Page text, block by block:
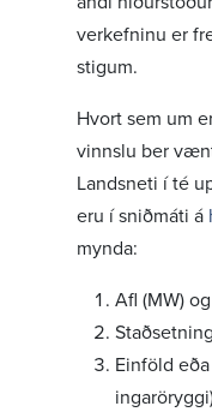
verk­efninu er
stigum.
Hvort sem um
vinnslu ber
Landsneti í té
eru í snið­máti á
mynda:
Afl (MW)
Einföld